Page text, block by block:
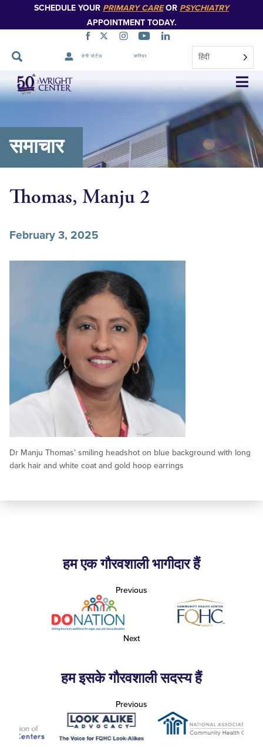
SCHEDULE YOUR PRIMARY CAREOR PSYCHIATRY
APPOINTMENT TODAY.
रोगी पोर्टल करियर हिंदी
नेविगेशन
छोड़ें
समाचार
Thomas, Manju 2
February 3, 2025
Dr Manju Thomas’ smiling headshot on blue background with long
dark hair and white coat and gold hoop earrings
हम एक गौरवशाली भागीदार हैं
Previous
Next
हम इसके गौरवशाली सदस्य हैं
Previous